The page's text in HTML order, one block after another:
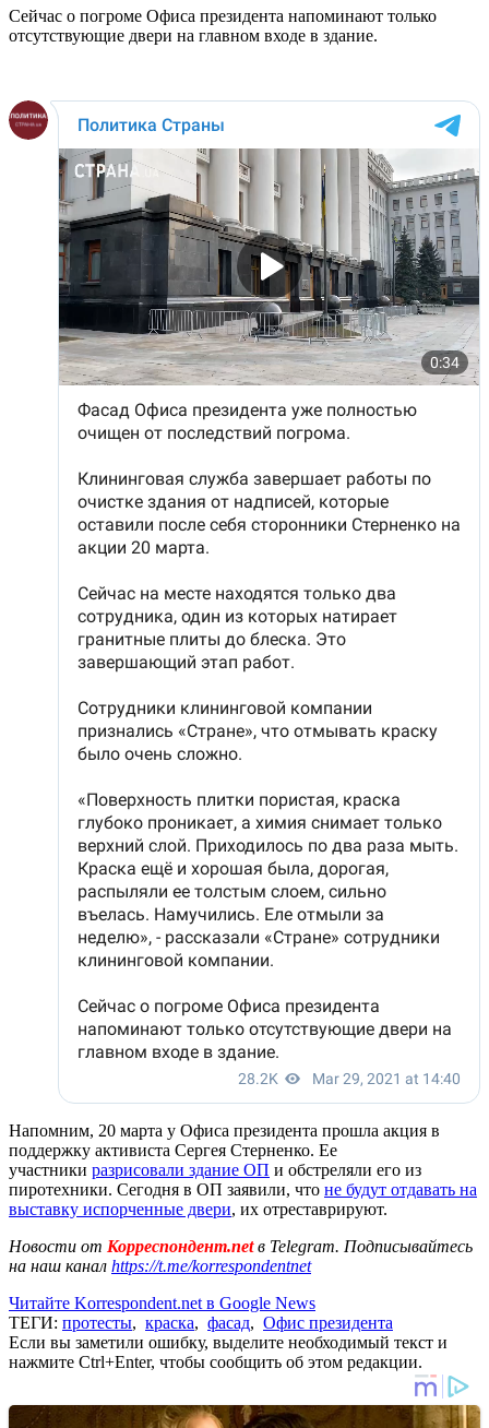
Сейчас о погроме Офиса президента напоминают только
отсутствующие двери на главном входе в здание.
Напомним, 20 марта у Офиса президента прошла акция в
поддержку активиста Сергея Стерненко. Ее
участники разрисовали здание ОП и обстреляли его из
пиротехники. Сегодня в ОП заявили, что не будут отдавать на
выставку испорченные двери, их отреставрируют.
Новости от Корреспондент.netв Telegram. Подписывайтесь
на наш канал https://t.me/korrespondentnet
Читайте Korrespondent.net в Google News
ТЕГИ: протесты, краска, фасад, Офис президента
Если вы заметили ошибку, выделите необходимый текст и
нажмите Ctrl+Enter, чтобы сообщить об этом редакции.